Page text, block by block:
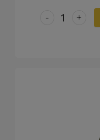
+
-